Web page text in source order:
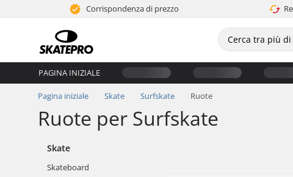
Corrispondenza di prezzo
PAGINA INIZIALE
Pagina iniziale Skate Surfskate Ruote
Ruote per Surfskate
Skate
Skateboard